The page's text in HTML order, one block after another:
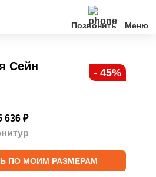
Позвонить
Сейн
- 45%
636 ₽
ПО МОИМ РАЗМЕРАМ